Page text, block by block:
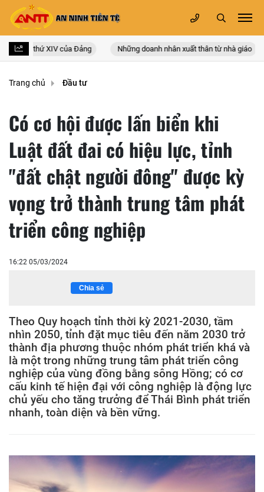
lần thứ XIV của Đảng Những doanh nhân xuất thân từ nhà giáo
Trang chủ Đầu tư
Có cơ hội được lấn biển khi
Luật đất đai có hiệu lực, tỉnh
"đất chật người đông" được kỳ
vọng trở thành trung tâm phát
triển công nghiệp
16:22 05/03/2024
Chia sẻ
Theo Quy hoạch tỉnh thời kỳ 2021-2030, tầm
nhìn 2050, tỉnh đặt mục tiêu đến năm 2030 trở
thành địa phương thuộc nhóm phát triển khá và
là một trong những trung tâm phát triển công
nghiệp của vùng đồng bằng sông Hồng; có cơ
cấu kinh tế hiện đại với công nghiệp là động lực
chủ yếu cho tăng trưởng để Thái Bình phát triển
nhanh, toàn diện và bền vững.